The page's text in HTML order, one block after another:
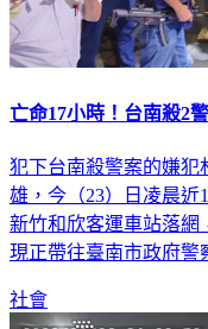
亡命17小時！台南殺2
犯下台南殺警案的嫌犯
雄，今（23）日凌晨近
新竹和欣客運車站落網
現正帶往臺南市政府警
社會